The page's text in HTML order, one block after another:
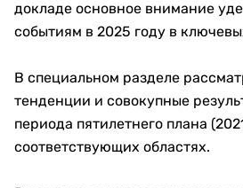
докладе основное внимание
событиям в 2025 году в
В специальном разделе
тенденции и совокупные
периода пятилетнего плана
соответствующих областях.